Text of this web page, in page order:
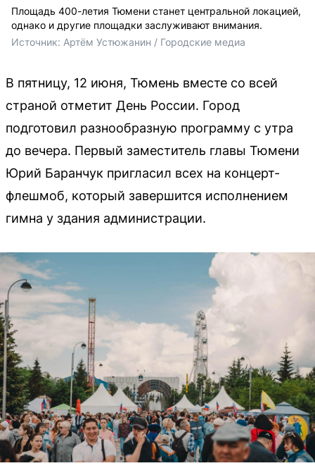
Площадь 400-летия Тюмени станет центральной локацией,
однако и другие площадки заслуживают внимания.
Источник: Артём Устюжанин / Городские медиа
В пятницу, 12 июня, Тюмень вместе со всей
страной отметит День России. Город
подготовил разнообразную программу с утра
до вечера. Первый заместитель главы Тюмени
Юрий Баранчук пригласил всех на концерт-
флешмоб, который завершится исполнением
гимна у здания администрации.